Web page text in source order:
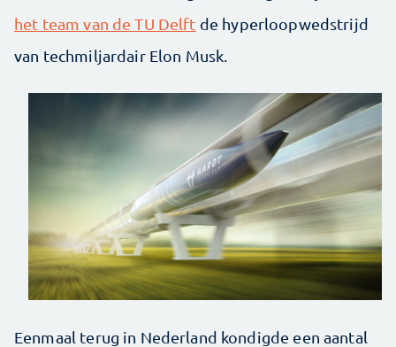
het team van de TU Delft de hyperloopwedstrijd
van techmiljardair Elon Musk.
Eenmaal terug in Nederland kondigde een aantal